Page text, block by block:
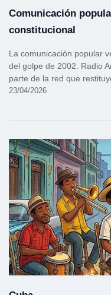
Comunicación
constitucional
La comunicación popular
del golpe de 2002. Radio
parte de la red que
23/04/2026